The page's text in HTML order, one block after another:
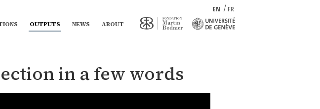
OUTPUTS NEWS ABOUT
EN FR
in a few words